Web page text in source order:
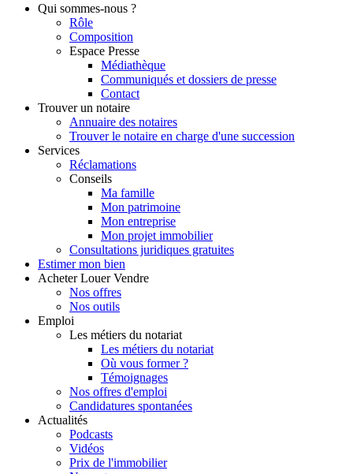
Qui sommes-nous ?
Rôle
Composition
Espace Presse
Médiathèque
Communiqués et dossiers de presse
Contact
Trouver un notaire
Annuaire des notaires
Trouver le notaire en charge d'une succession
Services
Réclamations
Conseils
Ma famille
Mon patrimoine
Mon entreprise
Mon projet immobilier
Consultations juridiques gratuites
Estimer mon bien
Acheter Louer Vendre
Nos offres
Nos outils
Emploi
Les métiers du notariat
Les métiers du notariat
Où vous former ?
Témoignages
Nos offres d'emploi
Candidatures spontanées
Actualités
Podcasts
Vidéos
Prix de l'immobilier